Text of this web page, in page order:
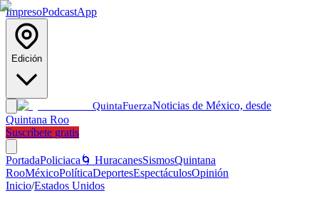
ImpresoPodcastApp
Edición
QuintaFuerzaNoticias de México, desde
Quintana Roo
Suscríbete gratis
PortadaPoliciaca 🌀 HuracanesSismosQuintana
RooMéxicoPolíticaDeportesEspectáculosOpinión
Inicio/Estados Unidos